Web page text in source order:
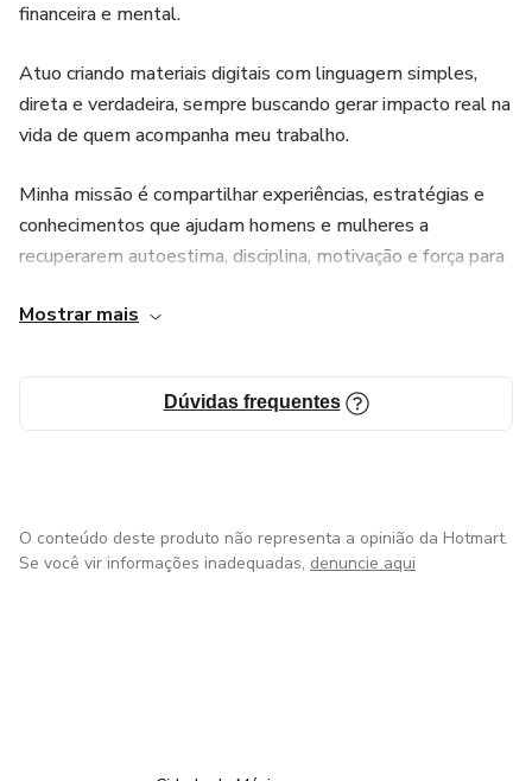
término… este livro pode ser o primeiro passo da sua
virada.
financeira e mental.
Atuo criando materiais digitais com linguagem simples,
direta e verdadeira, sempre buscando gerar impacto real na
vida de quem acompanha meu trabalho.
Minha missão é compartilhar experiências, estratégias e
conhecimentos que ajudam homens e mulheres a
recuperarem autoestima, disciplina, motivação e força para
autenticidade e foco em resultados reais.
Mostrar mais
Dúvidas frequentes
O conteúdo deste produto não representa a opinião da Hotmart.
Se você vir informações inadequadas, denuncie aqui